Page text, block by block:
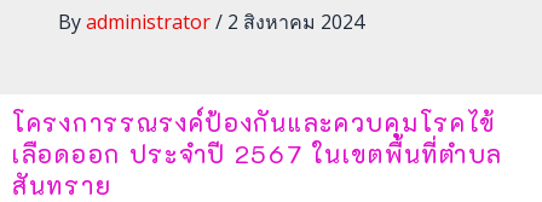
Byadministrator/ 2 สิงหาคม 2024
โครงการรณรงค์ป้องกันและควบคุมโรคไข้
เลือดออก ประจำปี 2567 ในเขตพื้นที่ตำบล
สันทราย